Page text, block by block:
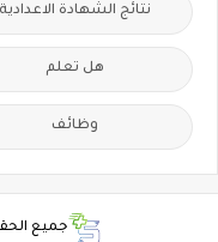
نتائج الشهادة الاعدادية
هل تعلم
وظائف
جميع